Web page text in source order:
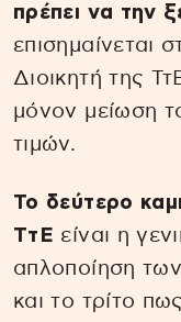
πρέπει να την
επισημαίνεται
Διοικητή της
μόνον μείωση
τιμών.
Το δεύτερο
ΤτΕ είναι η
απλοποίηση
και το τρίτο